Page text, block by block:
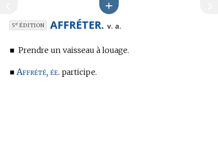
5eÉDITION AFFRÉTER. v. a.
■ Prendre un vaisseau à louage.
■Affrété, ée. participe.